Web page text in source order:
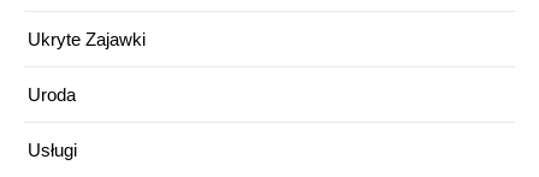
Ukryte Zajawki
Uroda
Usługi